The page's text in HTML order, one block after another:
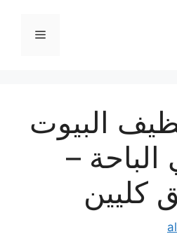
القائمة
البيوت
–
كليين